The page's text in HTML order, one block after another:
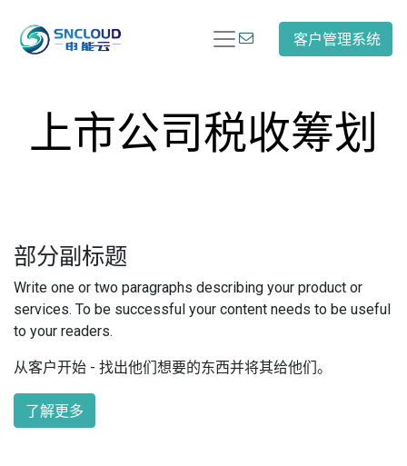
客户管理系统
上市公司税收筹划
部分副标题
Write one or two paragraphs describing your product or
services. To be successful your content needs to be useful
to your readers.
从客户开始 - 找出他们想要的东西并将其给他们。
了解更多